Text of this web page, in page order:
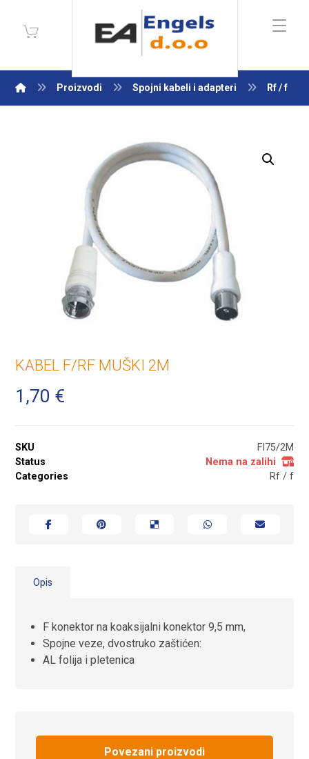
Proizvodi Spojni kabeli i adapteri Rf / f
Enlarge the image
KABEL F/RF MUŠKI 2M
1,70 €
SKU
FI75/2M
Status
Nema na zalihi
Categories
Rf / f
Opis
F konektor na koaksijalni konektor 9,5 mm,
Spojne veze, dvostruko zaštićen:
AL folija i pletenica
Povezani proizvodi